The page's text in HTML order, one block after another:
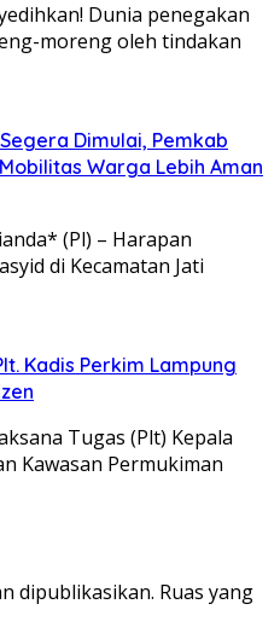
Dunia penegakan
moreng oleh tindakan
Dimulai, Pemkab
Warga Lebih Aman
(Pl) – Harapan
di Kecamatan Jati
Kadis Perkim Lampung
Tugas (Plt) Kepala
Kawasan Permukiman
dipublikasikan. Ruas yang